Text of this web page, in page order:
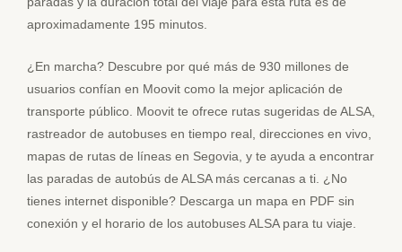
aproximadamente 195 minutos.
¿En marcha? Descubre por qué más de 930 millones de
usuarios confían en Moovit como la mejor aplicación de
transporte público. Moovit te ofrece rutas sugeridas de ALSA,
rastreador de autobuses en tiempo real, direcciones en vivo,
mapas de rutas de líneas en Segovia, y te ayuda a encontrar
las paradas de autobús de ALSA más cercanas a ti. ¿No
tienes internet disponible? Descarga un mapa en PDF sin
conexión y el horario de los autobuses ALSA para tu viaje.